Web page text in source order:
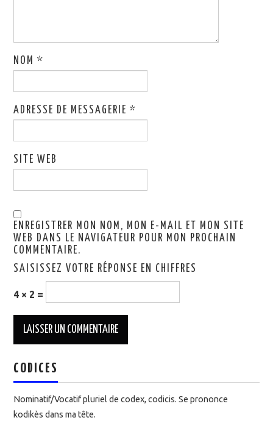
NOM*
ADRESSE DE MESSAGERIE*
SITE WEB
ENREGISTRER MON NOM, MON E-MAIL ET MON SITE
WEB DANS LE NAVIGATEUR POUR MON PROCHAIN
COMMENTAIRE.
SAISISSEZ VOTRE RÉPONSE EN CHIFFRES
4 × 2 =
CODICES
Nominatif/Vocatif pluriel de codex, codicis. Se prononce
kodikès dans ma tête.